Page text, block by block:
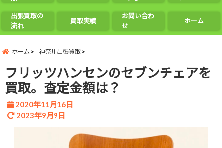
出張買取の
流れ
買取実績
お問い合わ
せ
ホーム
ホーム 神奈川出張買取
フリッツハンセンのセブンチェアを
買取。査定金額は？
2020年11月16日
2023年9月9日